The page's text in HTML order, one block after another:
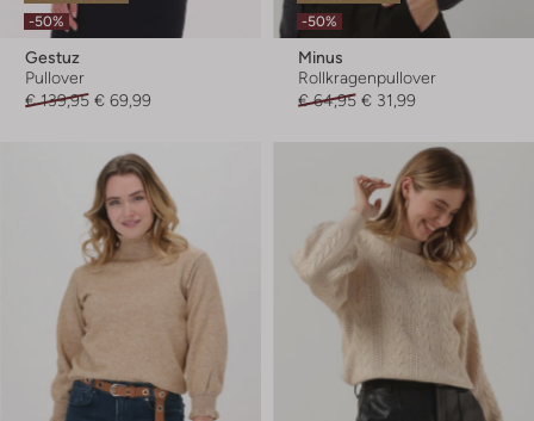
-50%
Gestuz
Pullover
€ 139,95 € 69,99
-50%
Minus
Rollkragenpullover
€ 64,95 € 31,99